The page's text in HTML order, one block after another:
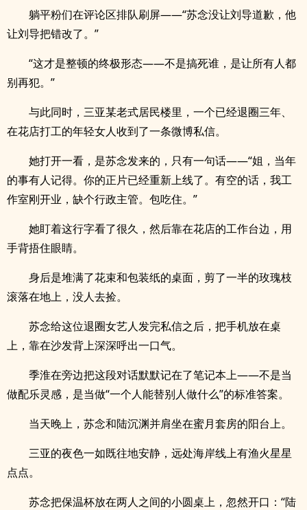
躺平粉们在评论区排队刷屏——“苏念没让刘导道歉，他
让刘导把错改了。”
“这才是整顿的终极形态——不是搞死谁，是让所有人都
别再犯。”
与此同时，三亚某老式居民楼里，一个已经退圈三年、
在花店打工的年轻女人收到了一条微博私信。
她打开一看，是苏念发来的，只有一句话——“姐，当年
的事有人记得。你的正片已经重新上线了。有空的话，我工
作室刚开业，缺个行政主管。包吃住。”
她盯着这行字看了很久，然后靠在花店的工作台边，用
手背捂住眼睛。
身后是堆满了花束和包装纸的桌面，剪了一半的玫瑰枝
滚落在地上，没人去捡。
苏念给这位退圈女艺人发完私信之后，把手机放在桌
上，靠在沙发背上深深呼出一口气。
季淮在旁边把这段对话默默记在了笔记本上——不是当
做配乐灵感，是当做“一个人能替别人做什么”的标准答案。
当天晚上，苏念和陆沉渊并肩坐在蜜月套房的阳台上。
三亚的夜色一如既往地安静，远处海岸线上有渔火星星
点点。
苏念把保温杯放在两人之间的小圆桌上，忽然开口：“陆